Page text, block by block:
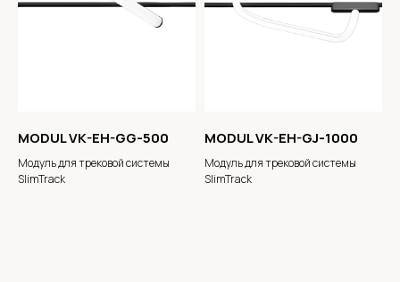
MODUL VK-EH-GG-500
Модуль для трековой системы
SlimTrack
MODUL VK-EH-GJ-1000
Модуль для трековой системы
SlimTrack